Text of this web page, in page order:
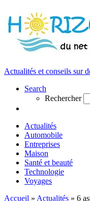
Actualités et conseils sur
Search
Rechercher
Actualités
Automobile
Entreprises
Maison
Santé et beauté
Technologie
Voyages
Accueil » Actualités » 6